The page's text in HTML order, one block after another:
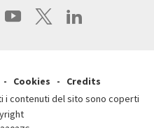
Cookies
Credits
i contenuti del sito sono coperti